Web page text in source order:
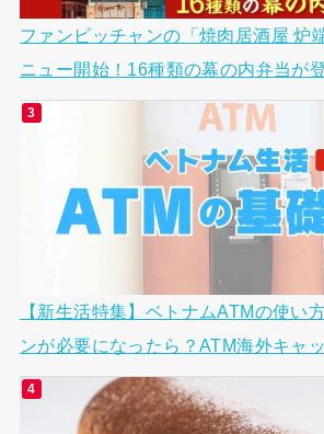
ファンビッチャンの「焼肉居酒屋 炉
ニュー開始！16種類の幕の内弁当が
【新生活特集】ベトナムATMの使い
ンが必要になったら？ATM海外キャ